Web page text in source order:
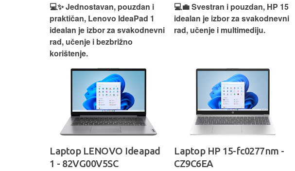
💻✨ Jednostavan, pouzdan i
praktičan, Lenovo IdeaPad 1
idealan je izbor za svakodnevni
rad, učenje i bezbrižno
korištenje.
Laptop LENOVO Ideapad
1 - 82VG00V5SC
💻💼 Svestran i pouzdan, HP 15
idealan je izbor za svakodnevni
rad, učenje i multimediju.
Laptop HP 15-fc0277nm -
CZ9C6EA